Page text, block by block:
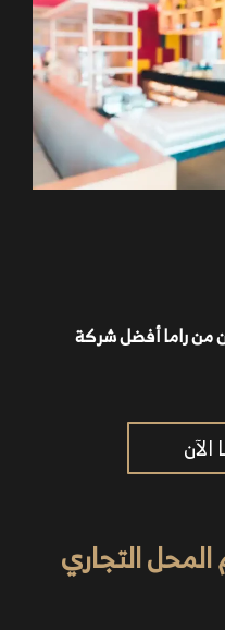
من راما أفضل شركة
التجاري